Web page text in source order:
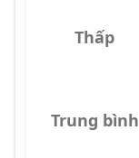
Thấp
Trung bình